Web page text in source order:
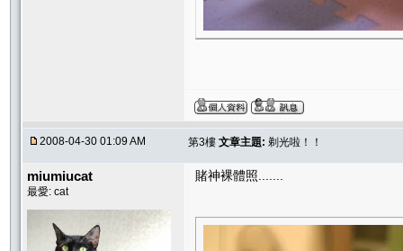
2008-04-30 01:09 AM 第3樓 文章主題: 剃光啦！！
miumiucat
最愛: cat
賭神裸體照.......